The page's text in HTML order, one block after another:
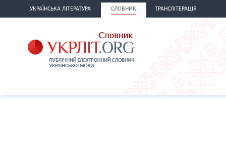
УКРАЇНСЬКА ЛІТЕРАТУРА СЛОВНИК ТРАНСЛІТЕРАЦІЯ